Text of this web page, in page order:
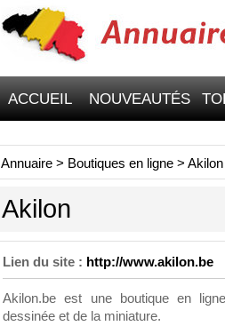
ACCUEIL NOUVEAUTÉS
Annuaire > Boutiques en ligne > Akilon
Akilon
Lien du site : http://www.akilon.be
Akilon.be est une boutique en
dessinée et de la miniature.